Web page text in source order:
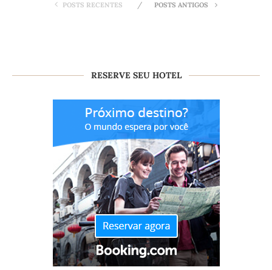
POSTS RECENTES POSTS ANTIGOS
RESERVE SEU HOTEL